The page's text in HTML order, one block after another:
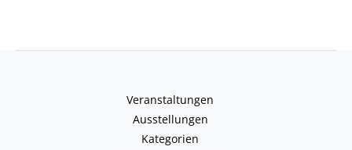
Veranstaltungen
Ausstellungen
Kategorien